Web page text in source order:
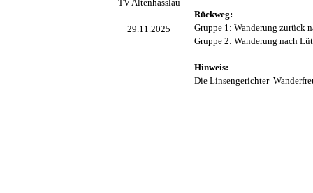
TV Altenhasslau
29.11.2025
Rückweg:
Gruppe 1: Wanderung zurück
Gruppe 2: Wanderung nach
Hinweis:
Die Linsengerichter